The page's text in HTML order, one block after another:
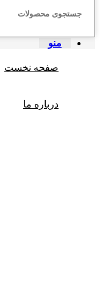
منو
صفحه نخست
درباره ما